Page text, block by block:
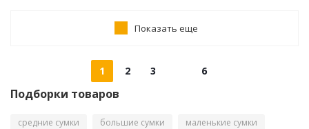
Показать еще
1 2 3 6
Подборки товаров
средние сумки большие сумки маленькие сумки